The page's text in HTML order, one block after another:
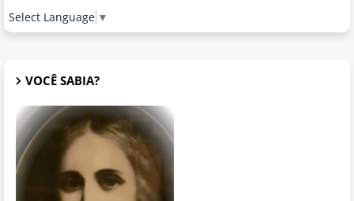
Select Language ▼
VOCÊ SABIA?